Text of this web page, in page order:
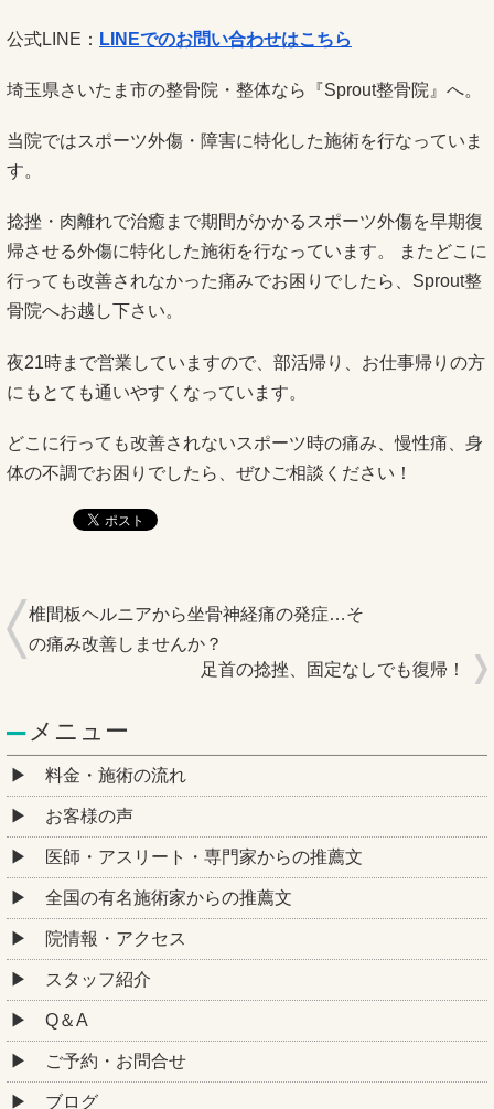
公式LINE： LINEでのお問い合わせはこちら
埼玉県さいたま市の整骨院・整体なら『Sprout整骨院』へ。
当院ではスポーツ外傷・障害に特化した施術を行なっていま
す。
捻挫・肉離れで治癒まで期間がかかるスポーツ外傷を早期復
帰させる外傷に特化した施術を行なっています。 またどこに
行っても改善されなかった痛みでお困りでしたら、Sprout整
骨院へお越し下さい。
夜21時まで営業していますので、部活帰り、お仕事帰りの方
にもとても通いやすくなっています。
どこに行っても改善されないスポーツ時の痛み、慢性痛、身
体の不調でお困りでしたら、ぜひご相談ください！
椎間板ヘルニアから坐骨神経痛の発症…そ
の痛み改善しませんか？
足首の捻挫、固定なしでも復帰！
メニュー
料金・施術の流れ
お客様の声
医師・アスリート・専門家からの推薦文
全国の有名施術家からの推薦文
院情報・アクセス
スタッフ紹介
Q＆A
ご予約・お問合せ
ブログ